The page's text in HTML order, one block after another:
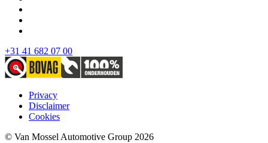
+31 41 682 07 00
Privacy
Disclaimer
Cookies
© Van Mossel Automotive Group 2026